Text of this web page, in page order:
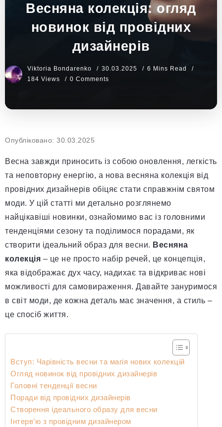
Весняна колекція: огляд
новинок від провідних
дизайнерів
Viktoria Bondarenko 30.03.2025
6 Mins Read
184 Views
0 Comments
Опубліковано: 30.03.2025
Весна завжди приносить із собою оновлення, легкість
та неповторну енергію, а нова весняна колекція від
провідних дизайнерів обіцяє стати справжнім святом
моди. У цій статті ми детально розглянемо
найцікавіші новинки, ознайомимо вас із головними
тенденціями сезону та поділимося порадами, як
створити ідеальний образ для весни. Весняна
колекція – це не просто набір речей, це концепція,
яка відображає дух часу, надихає та відкриває нові
можливості для самовираження. Давайте зануримося
в світ моди, де кожна деталь має значення, а стиль –
це спосіб життя.
Вступ: Чарівність весни та магія нових колекцій
Огляд новинок від провідних дизайнерів
Головні тенденції весни
Поради від провідних дизайнерів
Створення ідеального образу для весни
Інтерв’ю з провідним дизайнером